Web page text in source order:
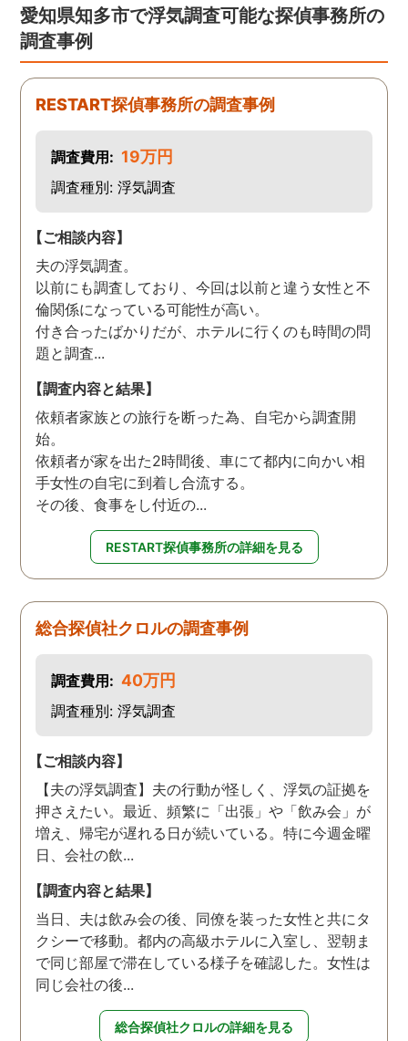
相談室では調査後もメンタ
ルが不安定になってしまっ
た私のケアをしっかりして
くださったおかげで、今は
元気に過ごせています。
し、その後のフォローも
して良かったと思ってい
す。
愛知県知多市で浮気調査可能な探偵事務所の
調査事例
RESTART探偵事務所の調査事例
調査費用: 19万円
調査種別: 浮気調査
【ご相談内容】
夫の浮気調査。
以前にも調査しており、今回は以前と違う女性と不
倫関係になっている可能性が高い。
付き合ったばかりだが、ホテルに行くのも時間の問
題と調査...
【調査内容と結果】
依頼者家族との旅行を断った為、自宅から調査開
始。
依頼者が家を出た2時間後、車にて都内に向かい相
手女性の自宅に到着し合流する。
その後、食事をし付近の...
RESTART探偵事務所の詳細を見る
総合探偵社クロルの調査事例
調査費用: 40万円
調査種別: 浮気調査
【ご相談内容】
【夫の浮気調査】夫の行動が怪しく、浮気の証拠を
押さえたい。最近、頻繁に「出張」や「飲み会」が
増え、帰宅が遅れる日が続いている。特に今週金曜
日、会社の飲...
【調査内容と結果】
当日、夫は飲み会の後、同僚を装った女性と共にタ
クシーで移動。都内の高級ホテルに入室し、翌朝ま
で同じ部屋で滞在している様子を確認した。女性は
同じ会社の後...
総合探偵社クロルの詳細を見る